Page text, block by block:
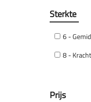
Sterkte
6 -
8 -
Prijs